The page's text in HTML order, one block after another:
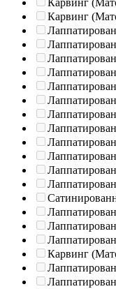
Карвинг
Карвинг
Карвинг